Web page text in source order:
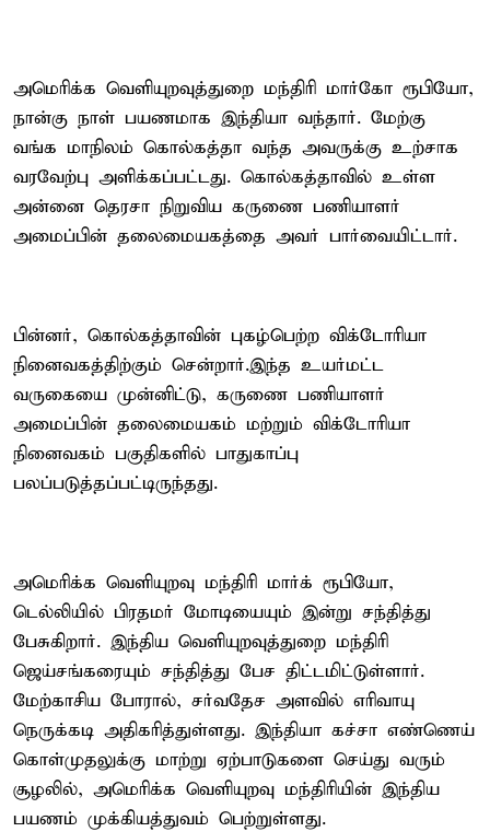
அமெரிக்க வெளியுறவுத்துறை மந்திரி மார்கோ ரூபியோ,
நான்கு நாள் பயணமாக இந்தியா வந்தார். மேற்கு
வங்க மாநிலம் கொல்கத்தா வந்த அவருக்கு உற்சாக
வரவேற்பு அளிக்கப்பட்டது. கொல்கத்தாவில் உள்ள
அன்னை தெரசா நிறுவிய கருணை பணியாளர்
அமைப்பின் தலைமையகத்தை அவர் பார்வையிட்டார்.
பின்னர், கொல்கத்தாவின் புகழ்பெற்ற விக்டோரியா
நினைவகத்திற்கும் சென்றார்.இந்த உயர்மட்ட
வருகையை முன்னிட்டு, கருணை பணியாளர்
அமைப்பின் தலைமையகம் மற்றும் விக்டோரியா
நினைவகம் பகுதிகளில் பாதுகாப்பு
பலப்படுத்தப்பட்டிருந்தது.
அமெரிக்க வெளியுறவு மந்திரி மார்க் ரூபியோ,
டெல்லியில் பிரதமர் மோடியையும் இன்று சந்தித்து
பேசுகிறார். இந்திய வெளியுறவுத்துறை மந்திரி
ஜெய்சங்கரையும் சந்தித்து பேச திட்டமிட்டுள்ளார்.
மேற்காசிய போரால், சர்வதேச அளவில் எரிவாயு
நெருக்கடி அதிகரித்துள்ளது. இந்தியா கச்சா எண்ணெய்
கொள்முதலுக்கு மாற்று ஏற்பாடுகளை செய்து வரும்
சூழலில், அமெரிக்க வெளியுறவு மந்திரியின் இந்திய
பயணம் முக்கியத்துவம் பெற்றுள்ளது.